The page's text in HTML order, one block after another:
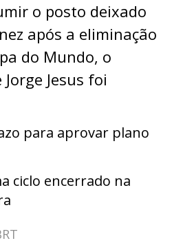
o posto deixado
após a eliminação
do Mundo, o
Jesus foi
para aprovar plano
ciclo encerrado na